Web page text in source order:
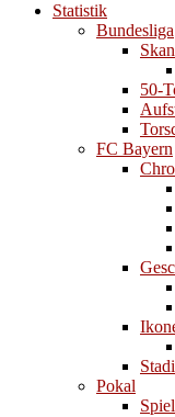
Statistik
Bundesliga
50-
FC Bayern
Pokal